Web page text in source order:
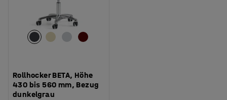
Rollhocker BETA, Höhe
430 bis 560 mm, Bezug
dunkelgrau